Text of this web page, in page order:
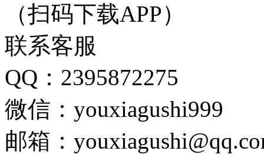
（扫码下载APP）
联系客服
QQ：2395872275
微信：youxiagushi999
邮箱：